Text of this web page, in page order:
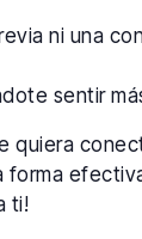
ni una
sentir
quiera
forma
ti!